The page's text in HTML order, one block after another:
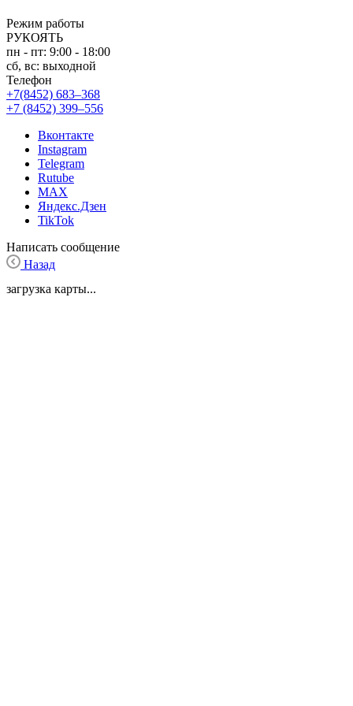
Режим работы
РУКОЯТЬ
пн - пт: 9:00 - 18:00
сб, вс: выходной
Телефон
+7(8452) 683–368
+7 (8452) 399–556
Вконтакте
Instagram
Telegram
Rutube
MAX
Яндекс.Дзен
TikTok
Написать сообщение
Назад
загрузка карты...